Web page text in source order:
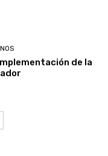
de la